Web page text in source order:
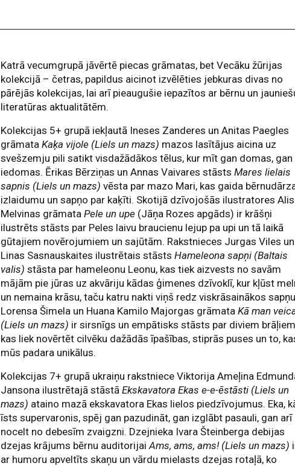
Katrā vecumgrupā jāvērtē piecas grāmatas, bet Vecāku žūrijas
kolekcijā – četras, papildus aicinot izvēlēties jebkuras divas no
pārējās kolekcijas, lai arī pieaugušie iepazītos ar bērnu un
literatūras aktualitātēm.
Kolekcijas 5+ grupā iekļautā Ineses Zanderes un Anitas Paegles
grāmataKaķa vijole (Liels un mazs) mazos lasītājus aicina uz
svešzemju pili satikt visdažādākos tēlus, kur mīt gan domas, gan
iedomas. Ērikas Bērziņas un Annas Vaivares stāstsMares lielais
sapnis (Liels un mazs) vēsta par mazo Mari, kas gaida
izlaidumu un sapņo par kaķīti. Skotijā dzīvojošās ilustratores
Melvinas grāmataPele un upe (Jāņa Rozes apgāds) ir krāšņi
ilustrēts stāsts par Peles laivu braucienu lejup pa upi un tā laikā
gūtajiem novērojumiem un sajūtām. Rakstnieces Jurgas Viles un
Linas Sasnauskaites ilustrētais stāstsHameleona sapņi (Baltais
valis) stāsta par hameleonu Leonu, kas tiek aizvests no savām
mājām pie jūras uz akvāriju kādas ģimenes dzīvoklī, kur kļūst
un nemaina krāsu, taču katru nakti viņš redz viskrāsainākos
Lorensa Šimela un Huana Kamilo Majorgas grāmataKā man
(Liels un mazs) ir sirsnīgs un empātisks stāsts par diviem
kas liek novērtēt cilvēku dažādās īpašības, stiprās puses un to,
mūs padara unikālus.
Kolekcijas 7+ grupā ukraiņu rakstniece Viktorija Ameļina
Jansona ilustrētajā stāstāEkskavatora Ekas e-e-ēstāsti (Liels un
mazs) ataino mazā ekskavatora Ekas lielos piedzīvojumus. Eka,
īsts supervaronis, spēj gan pazudināt, gan izglābt pasauli, gan arī
nocelt no debesīm zvaigzni. Dzejnieka Ivara Šteinberga debijas
dzejas krājums bērnu auditorijaiAms, ams, ams! (Liels un mazs)
ar humoru apveltīts skaņu un vārdu mielasts dzejas rotaļā, ko